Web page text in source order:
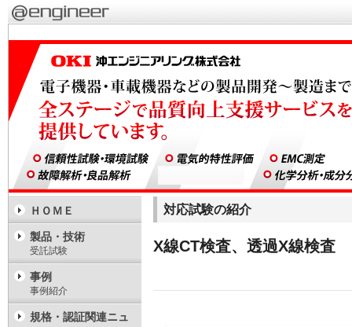
対応試験の紹介
X線CT検査、透過X線検査
ＨＯＭＥ
製品・技術
受託試験
事例
事例紹介
規格・認証関連ニュ